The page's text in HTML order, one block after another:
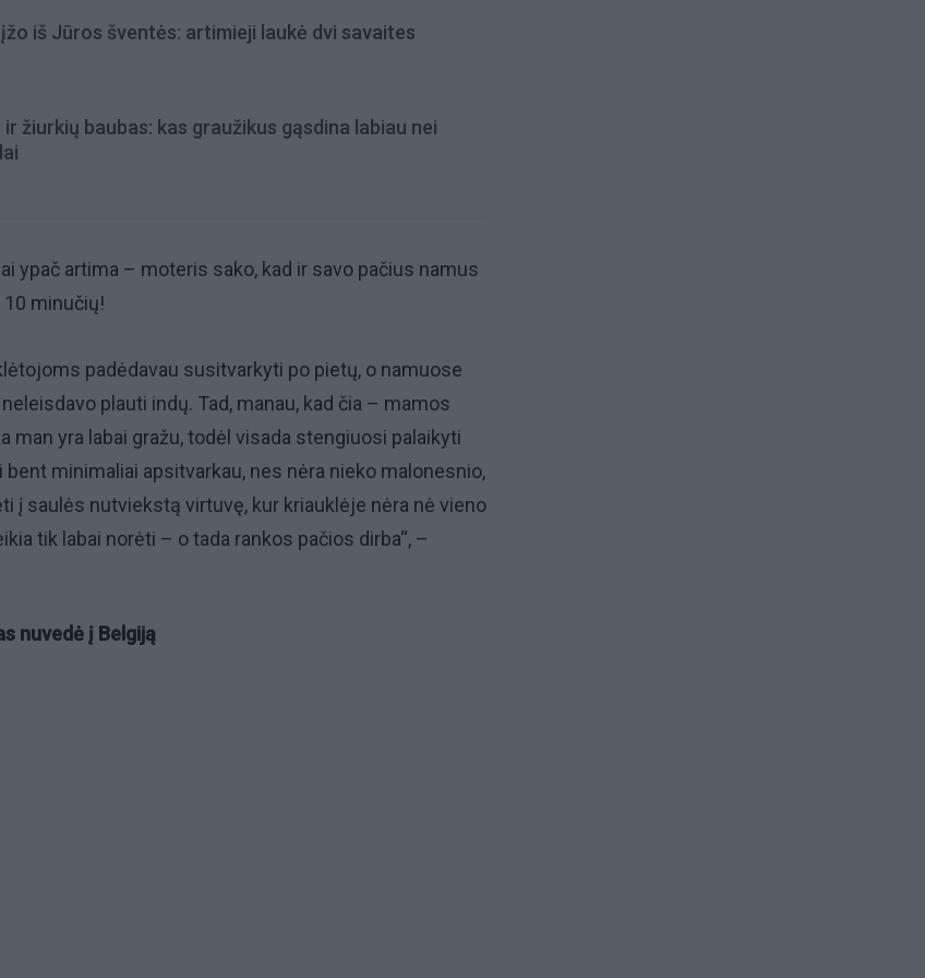
iš Jūros šventės: artimieji laukė dvi savaites
ir žiurkių baubas: kas graužikus gąsdina labiau nei
ypač artima – moteris sako, kad ir savo pačius namus
minučių!
padėdavau susitvarkyti po pietų, o namuose
plauti indų. Tad, manau, kad čia – mamos
man yra labai gražu, todėl visada stengiuosi palaikyti
minimaliai apsitvarkau, nes nėra nieko malonesnio,
į saulės nutviekstą virtuvę, kur kriauklėje nėra nė vieno
tik labai norėti – o tada rankos pačios dirba“, –
nuvedė į Belgiją